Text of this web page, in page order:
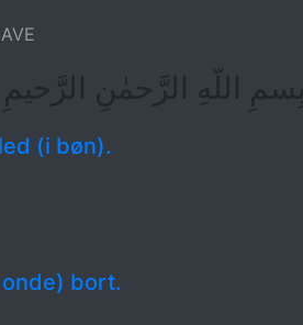
بِسمِ اللَّهِ الرَّحمٰنِ الرَّحيمِ
(i bøn).
bort.